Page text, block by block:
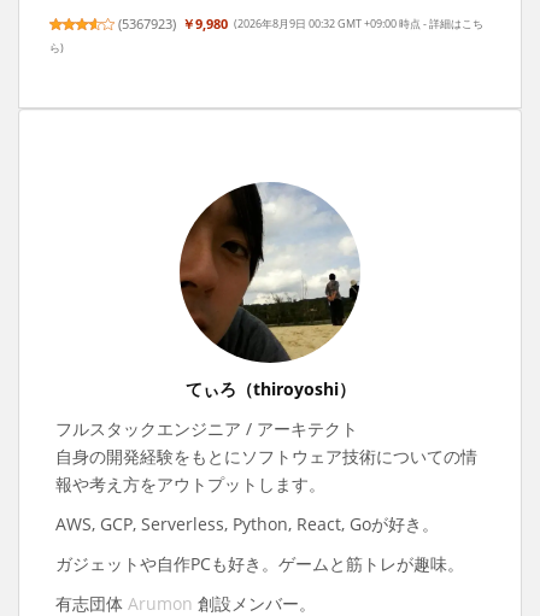
(5367923) ￥9,980 (2026年8月9日 00:32 GMT +09:00 時点 -詳細はこち
ら)
てぃろ（thiroyoshi）
フルスタックエンジニア / アーキテクト
自身の開発経験をもとにソフトウェア技術についての情
報や考え方をアウトプットします。
AWS, GCP, Serverless, Python, React, Goが好き。
ガジェットや自作PCも好き。ゲームと筋トレが趣味。
有志団体 Arumon 創設メンバー。